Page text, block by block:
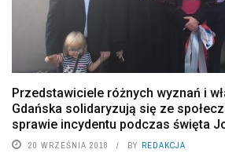
Przedstawiciele różnych wyznań i
Gdańska solidaryzują się ze
sprawie incydentu podczas święta
20 WRZEŚNIA 2018 BY REDAKCJA